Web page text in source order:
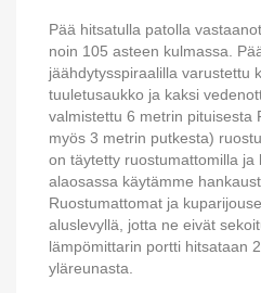
Pää hitsatulla patolla
noin 105 asteen kulmassa.
jäähdytysspiraalilla varustettu
tuuletusaukko ja kaksi
valmistettu 6 metrin pituisesta
myös 3 metrin putkesta)
on täytetty ruostumattomilla ja
alaosassa käytämme
Ruostumattomat ja
aluslevyllä, jotta ne eivät
lämpömittarin portti hitsataan
yläreunasta.